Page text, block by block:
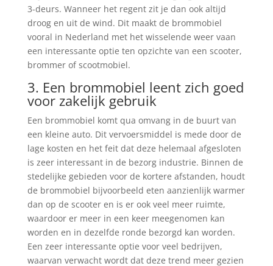
3-deurs. Wanneer het regent zit je dan ook altijd
droog en uit de wind. Dit maakt de brommobiel
vooral in Nederland met het wisselende weer vaan
een interessante optie ten opzichte van een scooter,
brommer of scootmobiel.
3. Een brommobiel leent zich goed
voor zakelijk gebruik
Een brommobiel komt qua omvang in de buurt van
een kleine auto. Dit vervoersmiddel is mede door de
lage kosten en het feit dat deze helemaal afgesloten
is zeer interessant in de bezorg industrie. Binnen de
stedelijke gebieden voor de kortere afstanden, houdt
de brommobiel bijvoorbeeld eten aanzienlijk warmer
dan op de scooter en is er ook veel meer ruimte,
waardoor er meer in een keer meegenomen kan
worden en in dezelfde ronde bezorgd kan worden.
Een zeer interessante optie voor veel bedrijven,
waarvan verwacht wordt dat deze trend meer gezien